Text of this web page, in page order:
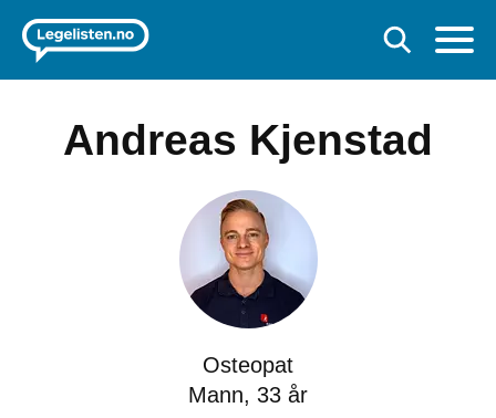
Andreas Kjenstad
Osteopat
Mann, 33 år